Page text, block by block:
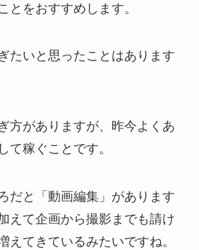
とをおすすめします。
たいと思ったことはあります
方がありますが、昨今よくあ
て稼ぐことです。
だと「動画編集」があります
えて企画から撮影までも請け
えてきているみたいですね。